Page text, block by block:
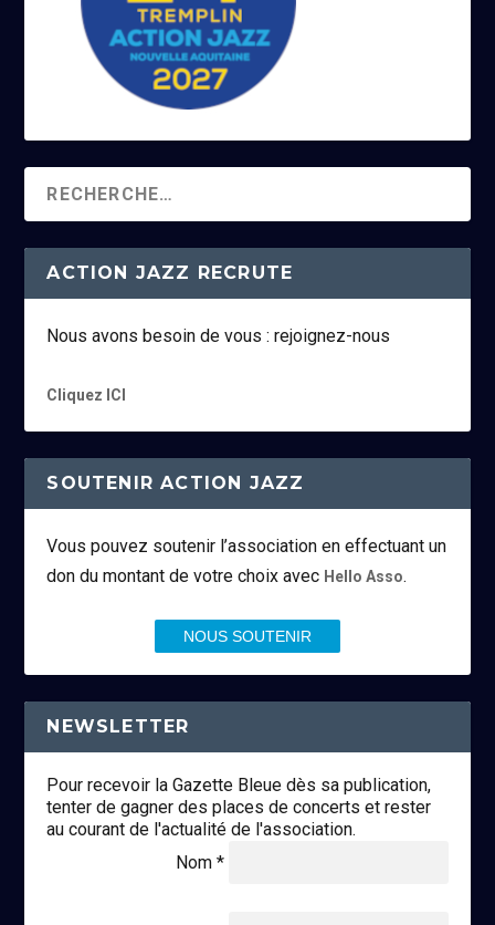
ACTION JAZZ RECRUTE
Nous avons besoin de vous : rejoignez-nous
Cliquez ICI
SOUTENIR ACTION JAZZ
Vous pouvez soutenir l’association en effectuant un
don du montant de votre choix avec Hello Asso.
NOUS SOUTENIR
NEWSLETTER
Pour recevoir la Gazette Bleue dès sa publication,
tenter de gagner des places de concerts et rester
au courant de l'actualité de l'association.
Nom *